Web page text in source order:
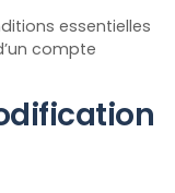
essentielles
compte